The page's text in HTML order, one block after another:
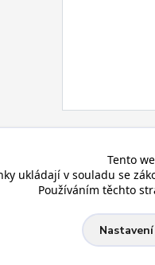
Tento
ukládají v souladu se
Používáním těchto
Nastavení